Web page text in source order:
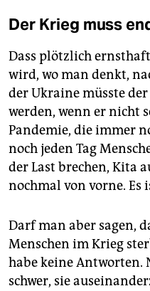
Der Krieg muss
Dass plötzlich
wird, wo man denkt,
der Ukraine müsste
werden, wenn er nicht
Pandemie, die immer
noch jeden Tag
der Last brechen, Kita
nochmal von vorne. Es
Darf man aber sagen,
Menschen im Krieg
habe keine Antworten.
schwer, sie